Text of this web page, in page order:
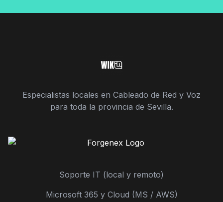
Especialistas locales en Cableado de Red y Voz
para toda la provincia de Sevilla.
Soporte IT (local y remoto)
Microsoft 365 y Cloud (MS / AWS)